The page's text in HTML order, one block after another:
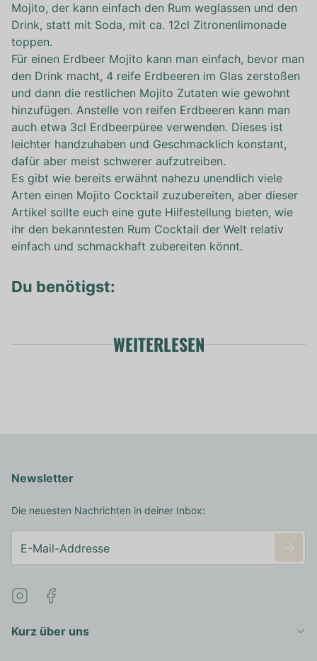
Mojito, der kann einfach den Rum weglassen und den
Drink, statt mit Soda, mit ca. 12cl Zitronenlimonade
toppen.
Für einen Erdbeer Mojito kann man einfach, bevor man
den Drink macht, 4 reife Erdbeeren im Glas zerstoßen
und dann die restlichen Mojito Zutaten wie gewohnt
hinzufügen. Anstelle von reifen Erdbeeren kann man
auch etwa 3cl Erdbeerpüree verwenden. Dieses ist
leichter handzuhaben und Geschmacklich konstant,
dafür aber meist schwerer aufzutreiben.
Es gibt wie bereits erwähnt nahezu unendlich viele
Arten einen Mojito Cocktail zuzubereiten, aber dieser
Artikel sollte euch eine gute Hilfestellung bieten, wie
ihr den bekanntesten Rum Cocktail der Welt relativ
einfach und schmackhaft zubereiten könnt.
Du benötigst:
WEITERLESEN
Kurz über uns
Newsletter
Die neuesten Nachrichten in deiner Inbox: